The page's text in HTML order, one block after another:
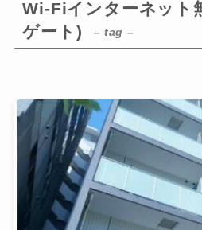
Wi-Fiインターネット
ゲート)
– tag –